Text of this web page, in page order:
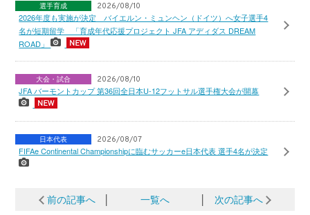
選手育成 2026/08/10
2026年度も実施が決定 バイエルン・ミュンヘン（ドイツ）へ女子選手4
名が短期留学 「育成年代応援プロジェクト JFA アディダス DREAM
ROAD」
大会・試合 2026/08/10
JFA バーモントカップ 第36回全日本U-12フットサル選手権大会が開幕
日本代表 2026/08/07
FIFAe Continental Championshipに臨むサッカーe日本代表 選手4名が決定
前の記事へ 一覧へ 次の記事へ